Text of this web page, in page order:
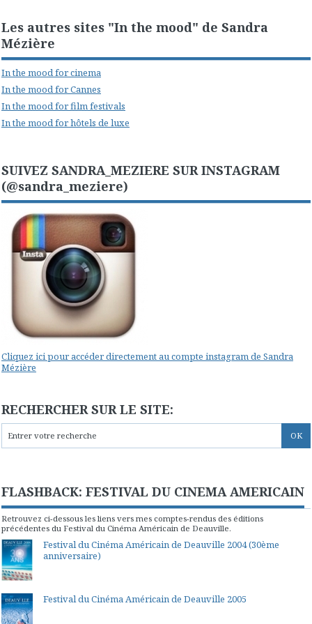
Les autres sites "In the mood" de Sandra
Mézière
In the mood for cinema
In the mood for Cannes
In the mood for film festivals
In the mood for hôtels de luxe
SUIVEZ SANDRA_MEZIERE SUR INSTAGRAM
(@sandra_meziere)
Cliquez ici pour accéder directement au compte instagram de Sandra
Mézière
RECHERCHER SUR LE SITE:
FLASHBACK: FESTIVAL DU CINEMA AMERICAIN
Retrouvez ci-dessous les liens vers mes comptes-rendus des éditions
précédentes du Festival du Cinéma Américain de Deauville.
Festival du Cinéma Américain de Deauville 2004 (30ème
anniversaire)
Festival du Cinéma Américain de Deauville 2005